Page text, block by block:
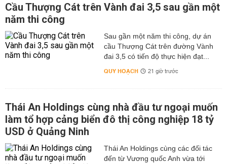
Cầu Thượng Cát trên Vành đai 3,5 sau gần một
năm thi công
Sau gần một năm thi công, dự án
cầu Thượng Cát trên đường Vành
đai 3,5 có tiến độ thực hiện đạt...
QUY HOẠCH 21 giờ trước
Thái An Holdings cùng nhà đầu tư ngoại muốn
làm tổ hợp cảng biển đô thị công nghiệp 18 tỷ
USD ở Quảng Ninh
Thái An Holdings cùng các đối tác
đến từ Vương quốc Anh vừa tới